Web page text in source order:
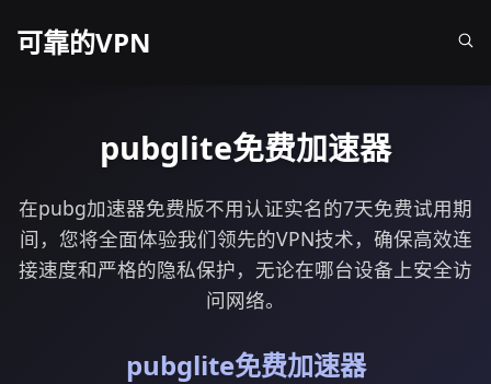
可靠的VPN
pubglite免费加速器
在pubg加速器免费版不用认证实名的7天免费试用期
间，您将全面体验我们领先的VPN技术，确保高效连
接速度和严格的隐私保护，无论在哪台设备上安全访
问网络。
pubglite免费加速器